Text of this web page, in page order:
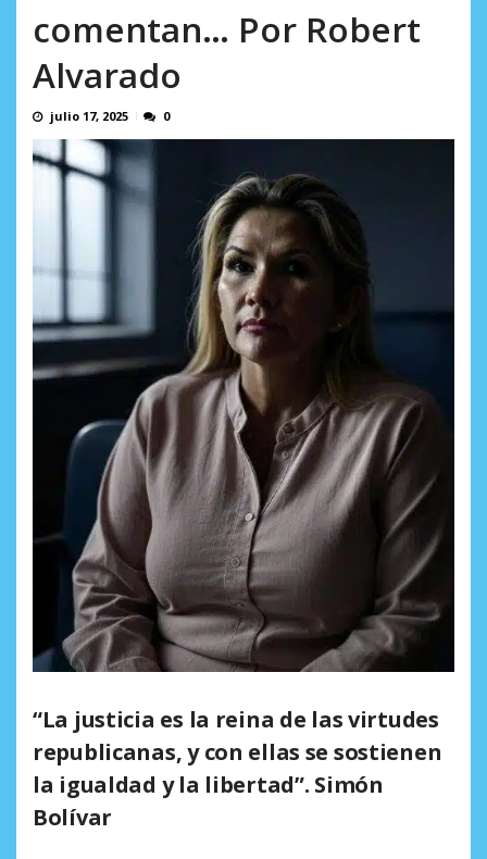
comentan… Por Robert
Alvarado
julio 17, 2025 0
“La justicia es la reina de las virtudes
republicanas, y con ellas se sostienen
la igualdad y la libertad”. Simón
Bolívar